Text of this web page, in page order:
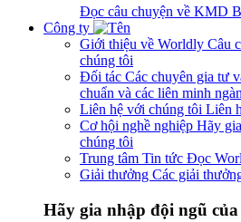
Đọc câu chuyện về KMD
Công ty
Giới thiệu về Worldly Câu
chúng tôi
Đối tác Các chuyên gia tư
chuẩn và các liên minh
Liên hệ với chúng tôi Liên
Cơ hội nghề nghiệp Hãy
chúng tôi
Trung tâm Tin tức Đọc
Giải thưởng Các giải
Hãy gia nhập đội ngũ